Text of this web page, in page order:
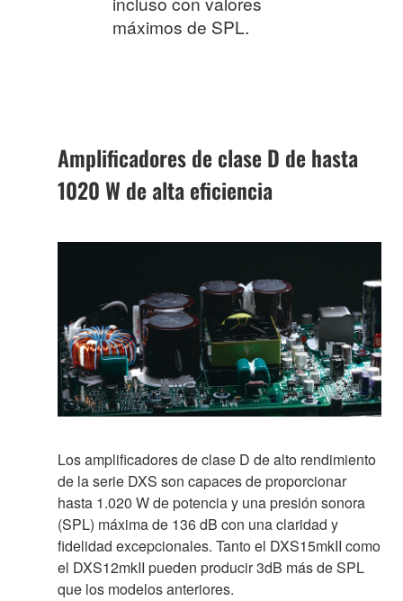
máximos de SPL.
Amplificadores de clase D de hasta
1020 W de alta eficiencia
Los amplificadores de clase D de alto rendimiento
de la serie DXS son capaces de proporcionar
hasta 1.020 W de potencia y una presión sonora
(SPL) máxima de 136 dB con una claridad y
fidelidad excepcionales. Tanto el DXS15mkII como
el DXS12mkII pueden producir 3dB más de SPL
que los modelos anteriores.